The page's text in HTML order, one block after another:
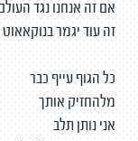
אם זה אנחנו נגד
זה עוד יגמר בנוקאאוט
כל הגוף עייף כבר
מלהחזיק אותך
אני נותן תלב